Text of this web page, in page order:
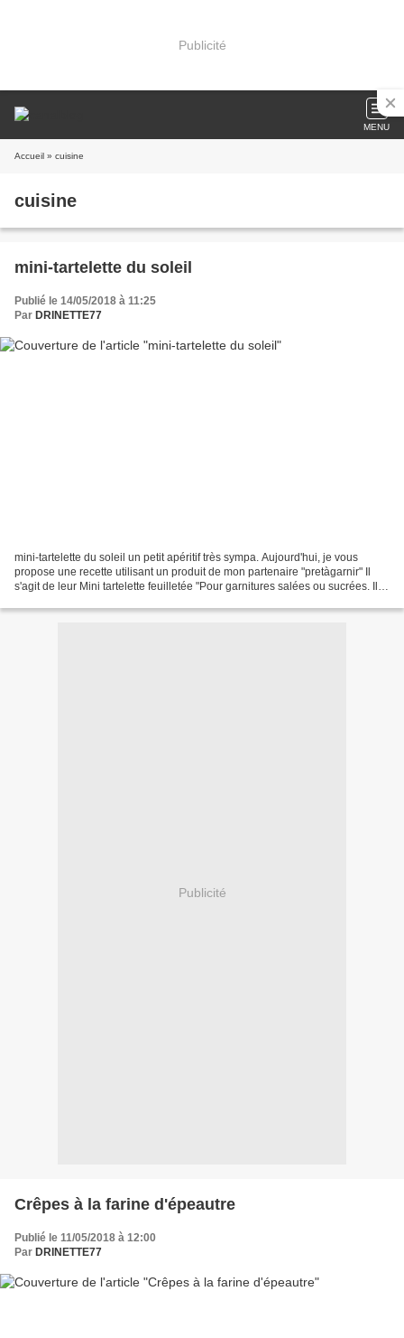
Publicité
MENU
Accueil » cuisine
cuisine
mini-tartelette du soleil
Publié le 14/05/2018 à 11:25
Par DRINETTE77
mini-tartelette du soleil un petit apéritif très sympa. Aujourd'hui, je vous
propose une recette utilisant un produit de mon partenaire "pretàgarnir" Il
s'agit de leur Mini tartelette feuilletée "Pour garnitures salées ou sucrées. Il
Publicité
Crêpes à la farine d'épeautre
Publié le 11/05/2018 à 12:00
Par DRINETTE77